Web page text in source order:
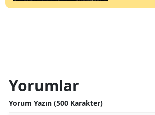
Yorumlar
Yorum Yazın (500 Karakter)